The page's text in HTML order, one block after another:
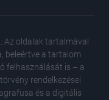
oldalak tartalmával
beleértve a tartalom
felhasználását is – a
rendelkezései
és a digitális